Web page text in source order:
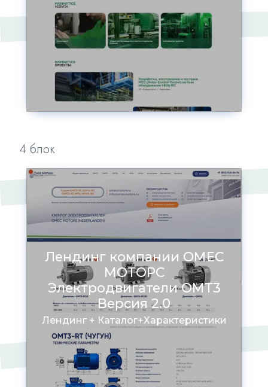
4 блок
Лендинг компании ОМЕС
МОТОРС
Электродвигатели ОМТ3
Версия 2.0
Лендинг + Каталог+Характеристики